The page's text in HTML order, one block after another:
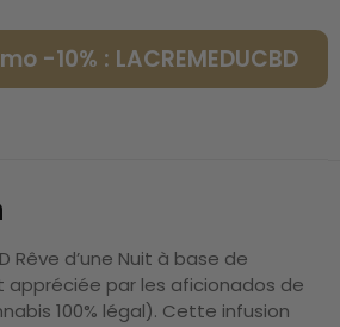
-10% : LACREMEDUCBD
Rêve d’une Nuit à base de
appréciée par les aficionados de
100% légal). Cette infusion